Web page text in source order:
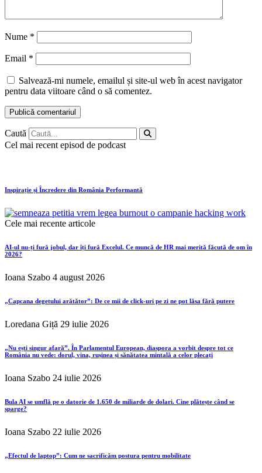
Nume *
Email *
Salvează-mi numele, emailul și site-ul web în acest navigator
pentru data viitoare când o să comentez.
Caută
Cel mai recent episod de podcast
Inspirație și Încredere din România Performantă
Cele mai recente articole
AI-ul nu-ți fură jobul, dar îți fură Excelul. Ce muncă de HR mai merită făcută de om în
2026?
Ioana Szabo 4 august 2026
„Capcana degetului arătător”: De ce mii de click-uri pe zi ne pot lăsa fără putere
Loredana Giță 29 iulie 2026
„Nu ești singur afară”. În Parlamentul European, diaspora a vorbit despre tot ce
România nu vede: dorul, vina, rușinea și sănătatea mintală a celor plecați
Ioana Szabo 24 iulie 2026
Bula AI se umflă pe o datorie de 1.650 de miliarde de dolari. Cine plătește când se
sparge?
Ioana Szabo 22 iulie 2026
„Efectul de laptop”: Cum ne sacrificăm postura pentru mobilitate